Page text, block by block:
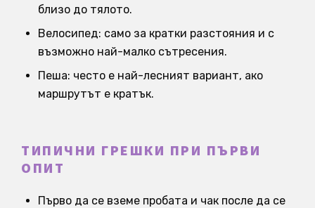
близо до тялото.
Велосипед: само за кратки разстояния и с
възможно най-малко сътресения.
Пеша: често е най-лесният вариант, ако
маршрутът е кратък.
ТИПИЧНИ ГРЕШКИ ПРИ ПЪРВИ
ОПИТ
Първо да се вземе пробата и чак после да се